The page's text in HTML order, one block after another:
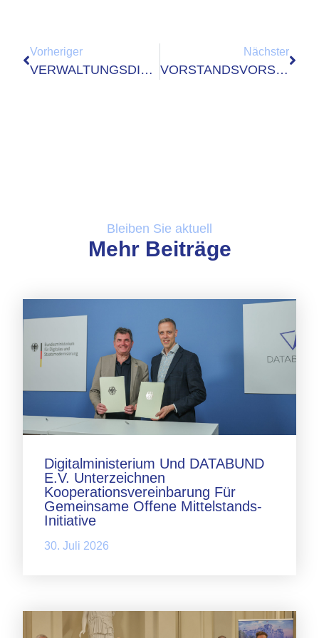
Vorheriger
VERWALTUNGSDIGITALISIERUNG VON OBEN – OHNE FINANZIERUNG?
Nächster
VORSTANDSVORSITZENDER BESUCHT KOMMUNIX GMBH
Bleiben Sie aktuell
Mehr Beiträge
Digitalministerium Und DATABUND
E.V. Unterzeichnen
Kooperationsvereinbarung Für
Gemeinsame Offene Mittelstands-
Initiative
30. Juli 2026